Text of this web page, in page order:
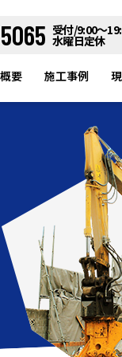
受付/9:00～
水曜日定休
要 施工事例